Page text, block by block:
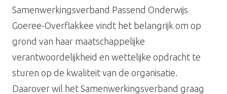
Samenwerkingsverband Passend Onderwijs
Goeree-Overflakkee vindt het belangrijk om op
grond van haar maatschappelijke
verantwoordelijkheid en wettelijke opdracht te
sturen op de kwaliteit van de organisatie.
Daarover wil het Samenwerkingsverband graag